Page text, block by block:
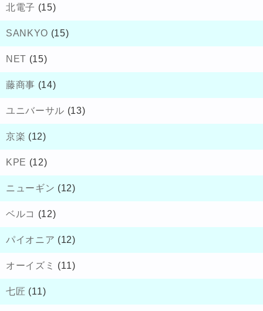
北電子 (15)
SANKYO (15)
NET (15)
藤商事 (14)
ユニバーサル (13)
京楽 (12)
KPE (12)
ニューギン (12)
ベルコ (12)
パイオニア (12)
オーイズミ (11)
七匠 (11)